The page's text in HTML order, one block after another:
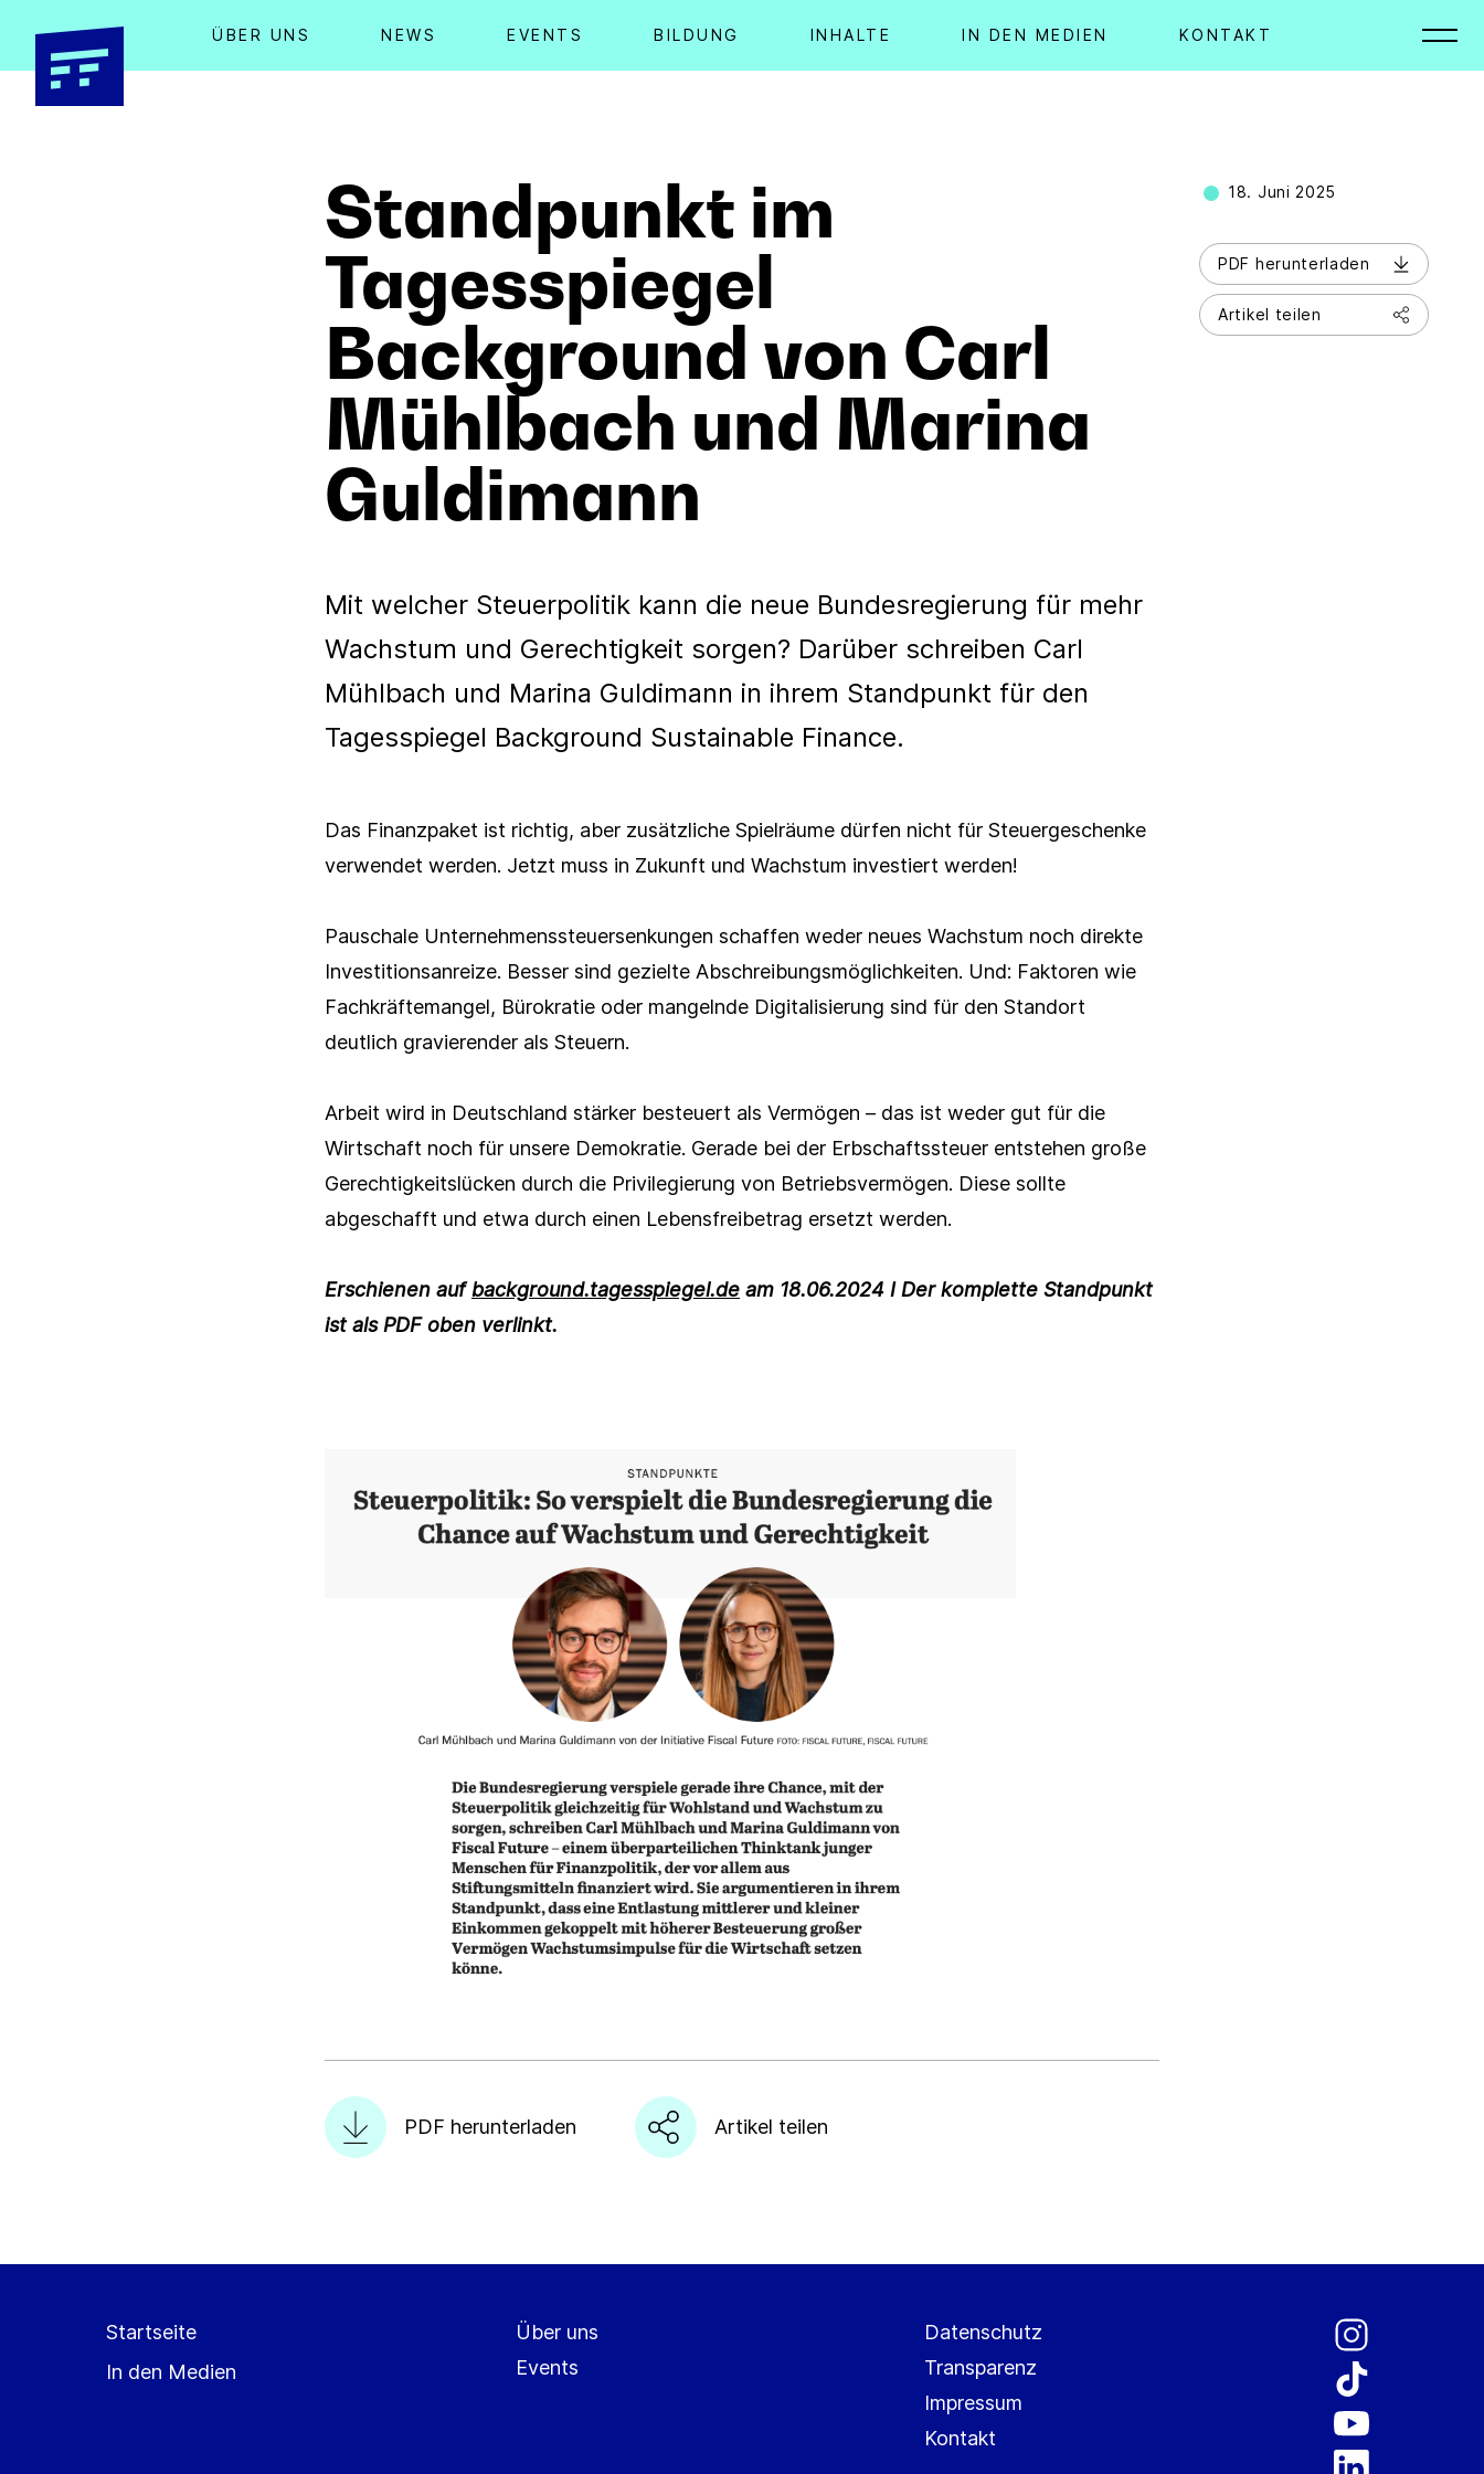
ÜBER UNS NEWS EVENTS BILDUNG INHALTE IN DEN MEDIEN KONTAKT
Standpunkt im
Tagesspiegel
Background von Carl
Mühlbach und Marina
Guldimann
Mit welcher Steuerpolitik kann die neue Bundesregierung für mehr
Wachstum und Gerechtigkeit sorgen? Darüber schreiben Carl
Mühlbach und Marina Guldimann in ihrem Standpunkt für den
Tagesspiegel Background Sustainable Finance.
18. Juni 2025
PDF herunterladen
Artikel teilen
Das Finanzpaket ist richtig, aber zusätzliche Spielräume dürfen nicht für Steuergeschenke
verwendet werden. Jetzt muss in Zukunft und Wachstum investiert werden!
Pauschale Unternehmenssteuersenkungen schaffen weder neues Wachstum noch direkte
Investitionsanreize. Besser sind gezielte Abschreibungsmöglichkeiten. Und: Faktoren wie
Fachkräftemangel, Bürokratie oder mangelnde Digitalisierung sind für den Standort
deutlich gravierender als Steuern.
Arbeit wird in Deutschland stärker besteuert als Vermögen – das ist weder gut für die
Wirtschaft noch für unsere Demokratie. Gerade bei der Erbschaftssteuer entstehen große
Gerechtigkeitslücken durch die Privilegierung von Betriebsvermögen. Diese sollte
abgeschafft und etwa durch einen Lebensfreibetrag ersetzt werden.
Erschienen aufbackground.tagesspiegel.de am 18.06.2024 I Der komplette Standpunkt
ist als PDF oben verlinkt.
PDF herunterladen Artikel teilen
Startseite
In den Medien
Über uns
Events
Datenschutz
Transparenz
Impressum
Kontakt
Newsletter
E-Mail Adresse*
Hiermit bestätige ich das Laden von reCAPTCHA. Es gelten die Google-
DatenschutzbestimmungenundNutzungsbedingungen.
Presseverteiler Schließen
Vorname *
Nachname *
Hiermit bestätige ich das Laden von reCAPTCHA. Es gelten die Google-
Datenschutzbestimmungenund Nutzungsbedingungen
Abbrechen Abonnieren